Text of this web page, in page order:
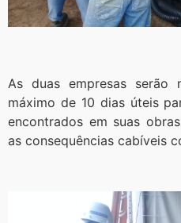
As duas empresas serão
máximo de 10 dias úteis
encontrados em suas
as consequências cabíveis